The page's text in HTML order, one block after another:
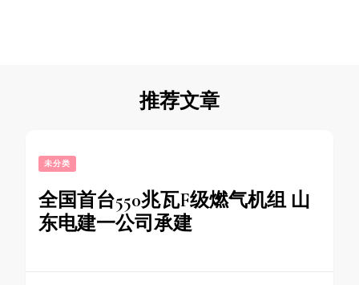
推荐文章
未分类
全国首台550兆瓦F级燃气机组 山
东电建一公司承建